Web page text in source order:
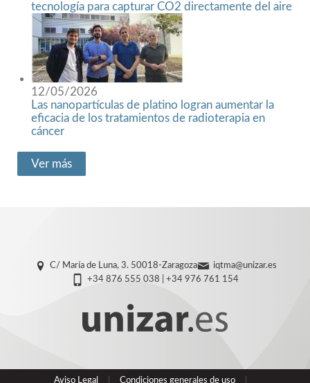
tecnología para capturar CO2 directamente del aire
12/05/2026
Las nanopartículas de platino logran aumentar la
eficacia de los tratamientos de radioterapia en
cáncer
Ver más
C/ María de Luna, 3. 50018-Zaragoza
iqtma@unizar.es
+34 876 555 038 | +34 976 761 154
Aviso Legal Condiciones generales de uso